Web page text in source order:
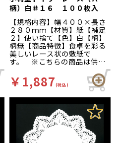
柄）白＃１６ １００枚入
【規格内容】幅４００×長さ
２８０ｍｍ【材質】紙【補足
２】使い捨て【色】白【柄】
柄無【商品特徴】食卓を彩る
美しいレース状の敷紙で
す。 ※こちらの商品は供給
がやや不安定となっておりま
す。予めご了承ください。
￥1,887(税込)